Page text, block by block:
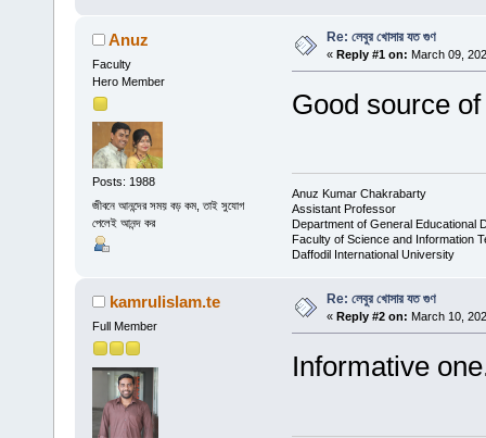
Anuz
Faculty
Hero Member
Posts: 1988
জীবনে আনন্দের সময় বড় কম, তাই সুযোগ
পেলেই আনন্দ কর
Re: লেবুর খোসার যত গুণ
« Reply #1 on: March 09,
Good source
Anuz Kumar Chakrabarty
Assistant Professor
Department of General Educational
Faculty of Science and Information
Daffodil International University
kamrulislam.te
Full Member
Re: লেবুর খোসার যত গুণ
« Reply #2 on: March 10,
Informative